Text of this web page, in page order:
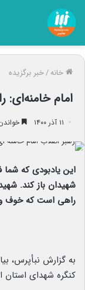
خانه/خبر برگزیده
امام خامنه‌ای:
۱۱ آذر ۱۴۰۰ خواندن این
این یادبودی که شما
شهیدان باز کند.
راهی است که خوف و
به گزارش نبأپرس،
کنگره‌ شهدای استان